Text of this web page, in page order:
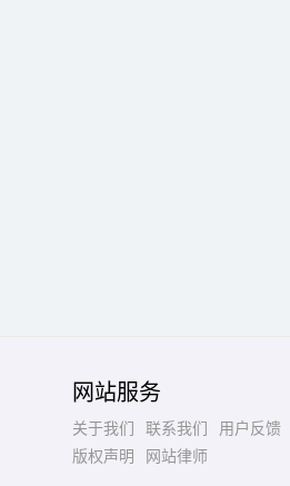
网站服务
关于我们 联系我们
用户反馈
版权声明
网站律师